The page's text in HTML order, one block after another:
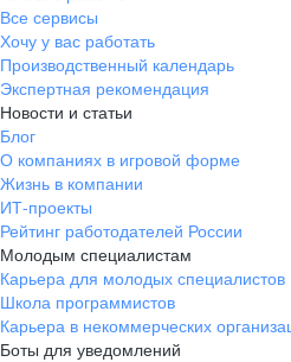
Все сервисы
Хочу у вас работать
Производственный календарь
Экспертная рекомендация
Новости и статьи
Блог
О компаниях в игровой форме
Жизнь в компании
ИТ-проекты
Рейтинг работодателей России
Молодым специалистам
Карьера для молодых специалистов
Школа программистов
Карьера в некоммерческих
Боты для уведомлений